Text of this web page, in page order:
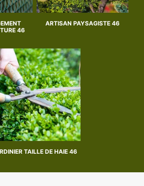
46
ARTISAN PAYSAGISTE 46
TAILLE DE HAIE 46